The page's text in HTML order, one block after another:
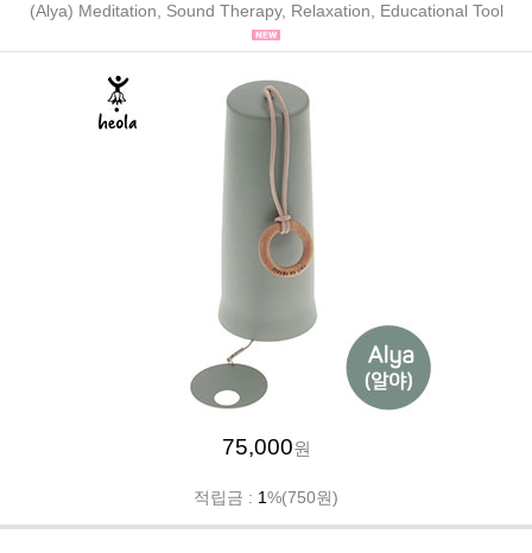
(Alya) Meditation, Sound Therapy, Relaxation, Educational Tool
75,000원
적립금 : 1%(750원)